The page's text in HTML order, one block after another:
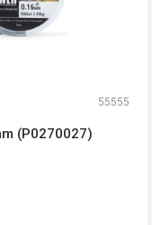
55555
(P0270027)